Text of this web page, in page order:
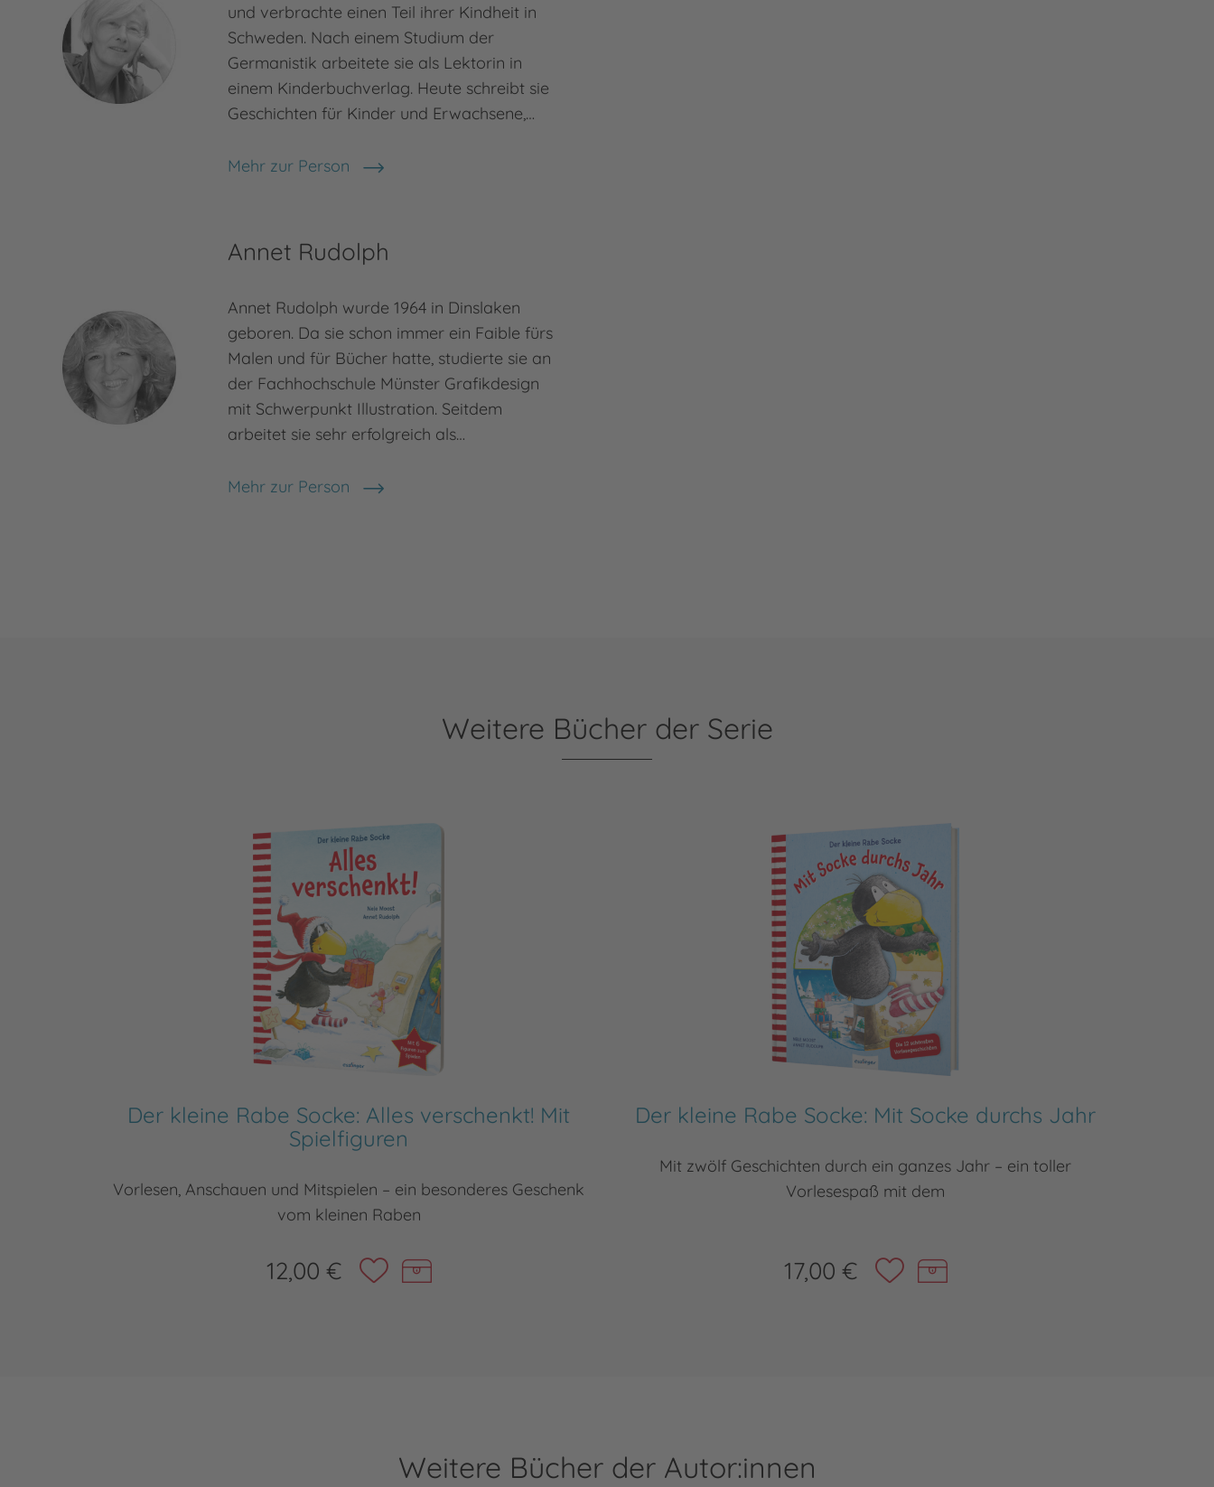
und verbrachte einen Teil ihrer Kindheit in
Schweden. Nach einem Studium der
Germanistik arbeitete sie als Lektorin in
einem Kinderbuchverlag. Heute schreibt sie
Geschichten für Kinder und Erwachsene,…
Mehr zur Person
Nele Moost
Annet Rudolph
Annet Rudolph wurde 1964 in Dinslaken
geboren. Da sie schon immer ein Faible fürs
Malen und für Bücher hatte, studierte sie an
der Fachhochschule Münster Grafikdesign
mit Schwerpunkt Illustration. Seitdem
arbeitet sie sehr erfolgreich als…
Mehr zur Person
Annet Rudolph
Weitere Bücher der Serie
Der kleine Rabe Socke: Alles verschenkt! Mit
Spielfiguren
Vorlesen, Anschauen und Mitspielen – ein besonderes Geschenk
vom kleinen Raben
12,00 €
Der kleine Rabe Socke: Mit Socke durchs Jahr
Mit zwölf Geschichten durch ein ganzes Jahr – ein toller
Vorlesespaß mit dem
17,00 €
Weitere Bücher der Autor:innen